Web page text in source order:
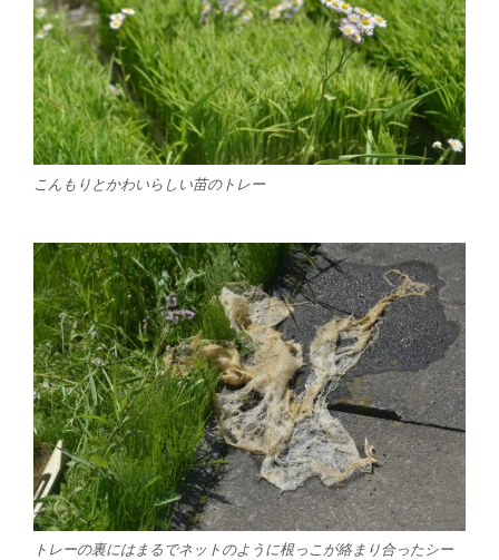
こんもりとかわいらしい苗のトレー
トレーの裏にはまるでネットのように根っこが絡まり合ったシー